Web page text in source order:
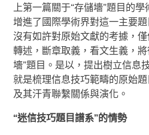
上第一篇關于“存儲墻”題目的
增進了國際學術界對這一主要
沒有如許對原始文獻的考據，
轉述，斷章取義，看文生義，
墻”題目。是以，提出樹立信息
就是梳理信息技巧範疇的原始
及其汗青聯繫關係與演化。
“迷信技巧題目譜系”的情勢